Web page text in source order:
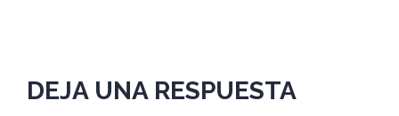
DEJA UNA RESPUESTA